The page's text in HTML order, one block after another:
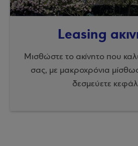
Leasing
Μισθώστε το ακίνητο που
σας, με μακροχρόνια
δεσμεύετε